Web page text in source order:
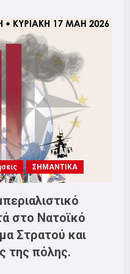
ΣΗΜΑΝΤΙΚΑ
στο Νατοϊκό
Στρατού και
της πόλης.